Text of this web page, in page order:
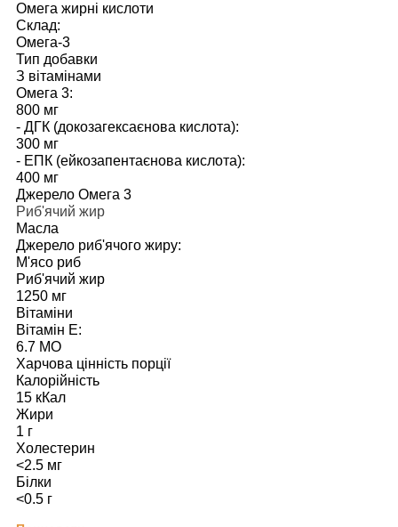
Омега жирні кислоти
Склад:
Омега-3
Тип добавки
З вітамінами
Омега 3:
800 мг
- ДГК (докозагексаєнова кислота):
300 мг
- ЕПК (ейкозапентаєнова кислота):
400 мг
Джерело Омега 3
Риб'ячий жир
Масла
Джерело риб'ячого жиру:
М'ясо риб
Риб'ячий жир
1250 мг
Вітаміни
Вітамін Е:
6.7 МО
Харчова цінність порції
Калорійність
15 кКал
Жири
1 г
Холестерин
<2.5 мг
Білки
<0.5 г